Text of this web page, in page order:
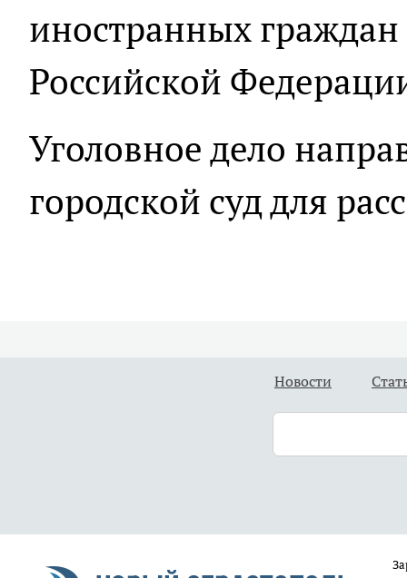
иностранных
Российской
Уголовное дело
городской суд для
Новости